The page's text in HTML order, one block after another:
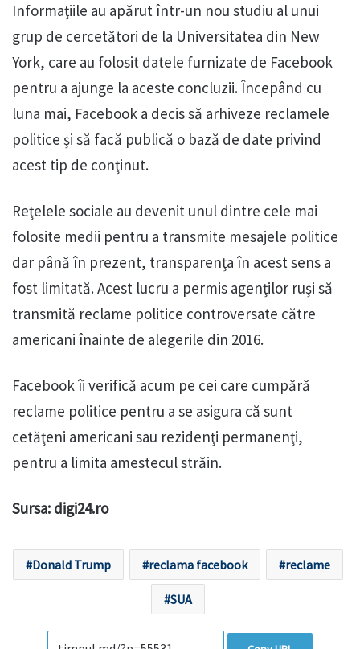
Informaţiile au apărut într-un nou studiu al unui
grup de cercetători de la Universitatea din New
York, care au folosit datele furnizate de Facebook
pentru a ajunge la aceste concluzii. Începând cu
luna mai, Facebook a decis să arhiveze reclamele
politice şi să facă publică o bază de date privind
acest tip de conţinut.
Reţelele sociale au devenit unul dintre cele mai
folosite medii pentru a transmite mesajele politice
dar până în prezent, transparenţa în acest sens a
fost limitată. Acest lucru a permis agenţilor ruşi să
transmită reclame politice controversate către
americani înainte de alegerile din 2016.
Facebook îi verifică acum pe cei care cumpără
reclame politice pentru a se asigura că sunt
cetăţeni americani sau rezidenţi permanenţi,
pentru a limita amestecul străin.
Sursa: digi24.ro
Donald Trump reclama facebook reclame
SUA